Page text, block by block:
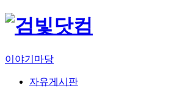
이야기마당
자유게시판